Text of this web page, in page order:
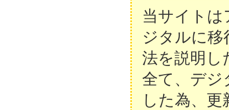
当サイト
ジタルに移
法を説明し
全て、デジ
した為、